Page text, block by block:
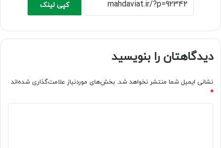
کپی لینک
دیدگاهتان را بنویسید
نشانی ایمیل شما منتشر نخواهد شد. بخش‌های موردنیاز علامت‌گذاری شده‌اند
*